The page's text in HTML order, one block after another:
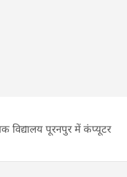
विद्यालय पूरनपुर में कंप्यूटर